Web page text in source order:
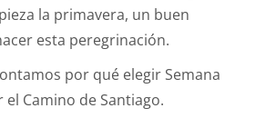
la primavera, un buen
esta peregrinación.
por qué elegir Semana
el Camino de Santiago.